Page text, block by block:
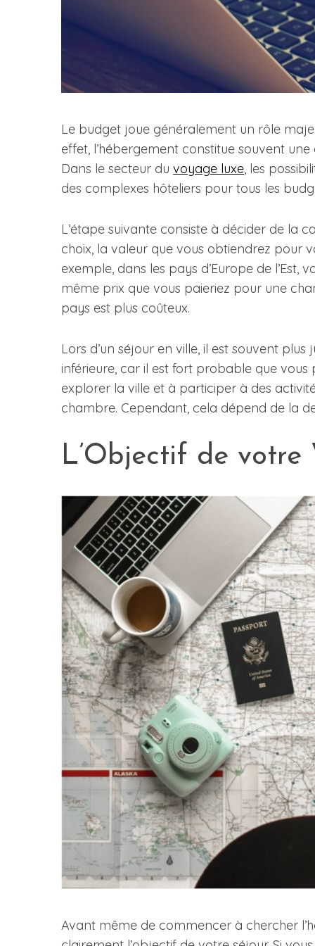
Le budget joue généralement un rôle
effet, l’hébergement constitue souvent
Dans le secteur du voyage luxe, les
des complexes hôteliers pour tous les
L’étape suivante consiste à décider de la
choix, la valeur que vous obtiendrez pour
exemple, dans les pays d’Europe de
même prix que vous paieriez pour une
pays est plus coûteux.
Lors d’un séjour en ville, il est souvent
inférieure, car il est fort probable que
explorer la ville et à participer à des
chambre. Cependant, cela dépend de la
L’Objectif de votre
Avant même de commencer à chercher